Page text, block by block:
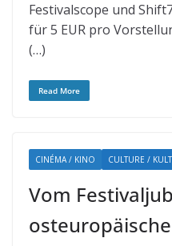
Festivalscope und
für 5 EUR pro
(…)
Read More
CINÉMA / KINO CULTURE /
Vom